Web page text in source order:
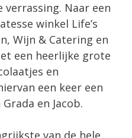
verrassing. Naar een
winkel Life’s
Wijn & Catering en
een heerlijke grote
en
een keer een
en Jacob.